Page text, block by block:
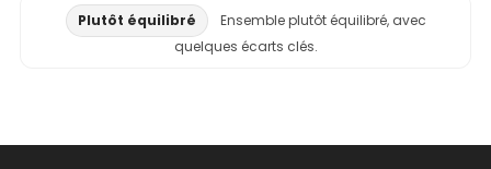
Plutôt équilibré
Ensemble plutôt équilibré, avec
quelques écarts clés.